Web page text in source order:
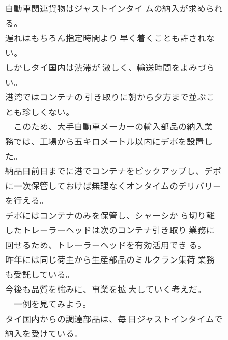
自動車関連貨物はジャストインタイ ムの納入が求められ
る。
遅れはもちろん指定時間より 早く着くことも許されな
い。
しかしタイ国内は渋滞が 激しく、輸送時間をよみづら
い。
港湾ではコンテナの 引き取りに朝から夕方まで並ぶこ
とも珍しくない。
このため、大手自動車メーカーの輸入部品の納入業
務では、工場から五キロメートル以内にデポを設置し
た。
納品日前日までに港でコンテナをピックアップし、デポ
に一次保管しておけば無理なくオンタイムのデリバリー
を行える。
デポにはコンテナのみを保管し、シャーシか ら切り離
したトレーラーヘッドは次のコンテナ引き取り 業務に
回せるため、トレーラーヘッドを有効活用でき る。
昨年には同じ荷主から生産部品のミルクラン集荷 業務
も受託している。
今後も品質を強みに、事業を拡 大していく考えだ。
一例を見てみよう。
タイ国内からの調達部品は、毎 日ジャストインタイムで
納入を受けている。